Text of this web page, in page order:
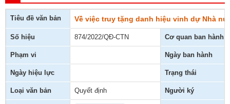
Tiêu đề văn bản Về việc truy tặng danh hiệu vinh dự Nhà
Số hiệu 874/2022/QĐ-CTN Cơ quan ban hành
Phạm vi Ngày ban hành
Ngày hiệu lực Trạng thái
Loại văn bản Quyết định Người ký